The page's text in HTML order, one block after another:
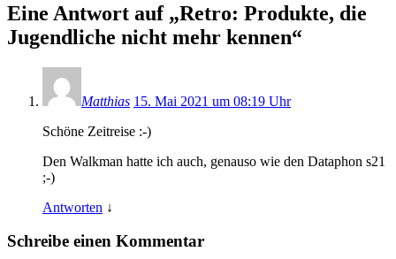
Eine Antwort auf „Retro: Produkte, die
Jugendliche nicht mehr kennen“
Matthias 15. Mai 2021 um 08:19 Uhr
Schöne Zeitreise :-)
Den Walkman hatte ich auch, genauso wie den Dataphon s21
;-)
Antworten ↓
Schreibe einen Kommentar